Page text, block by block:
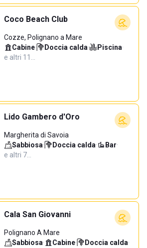
Coco Beach Club
Cozze, Polignano a Mare
Cabine· Doccia calda· Piscina·
e altri 11…
Lido Gambero d'Oro
Margherita di Savoia
Sabbiosa· Doccia calda· Bar·
e altri 7…
Cala San Giovanni
Polignano A Mare
Sabbiosa· Cabine· Doccia calda·